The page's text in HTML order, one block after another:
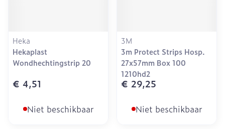
Heka
Hekaplast
Wondhechtingstrip 20
€ 4,51
Niet beschikbaar
3M
3m Protect Strips Hosp.
27x57mm Box 100
1210hd2
€ 29,25
Niet beschikbaar